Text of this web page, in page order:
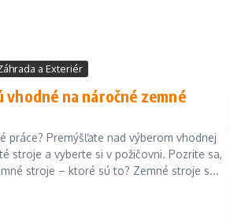
a Exteriér
na náročné zemné
práce? Premýšľate nad výberom vhodnej
stroje a vyberte si v požičovni. Pozrite sa,
stroje – ktoré sú to? Zemné stroje s...